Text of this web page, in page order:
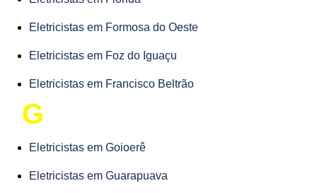
Eletricistas em Formosa do Oeste
Eletricistas em Foz do Iguaçu
Eletricistas em Francisco Beltrão
G
Eletricistas em Goioerê
Eletricistas em Guarapuava